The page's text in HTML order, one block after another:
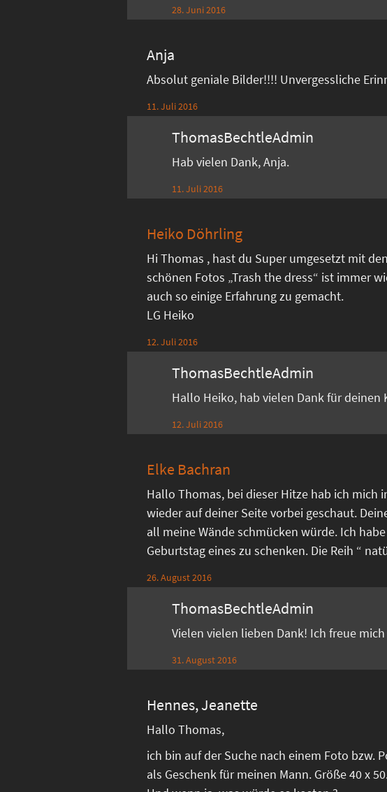
28. Juni 2016
Anja
Absolut geniale Bilder!!!! Unvergessliche
11. Juli 2016
ThomasBechtleAdmin
Hab vielen Dank, Anja.
11. Juli 2016
Heiko Döhrling
Hi Thomas , hast du Super umgesetzt mit
schönen Fotos „Trash the dress“ ist immer
auch so einige Erfahrung zu gemacht.
LG Heiko
12. Juli 2016
ThomasBechtleAdmin
Hallo Heiko, hab vielen Dank für deinen
12. Juli 2016
Elke Bachran
Hallo Thomas, bei dieser Hitze hab ich mich
wieder auf deiner Seite vorbei geschaut.
all meine Wände schmücken würde. Ich
Geburtstag eines zu schenken. Die Reih “
26. August 2016
ThomasBechtleAdmin
Vielen vielen lieben Dank! Ich freue
31. August 2016
Hennes, Jeanette
Hallo Thomas,
ich bin auf der Suche nach einem Foto bzw.
als Geschenk für meinen Mann. Größe 40 x